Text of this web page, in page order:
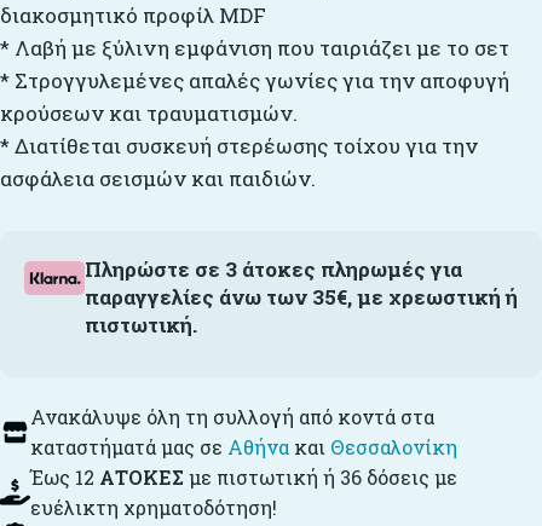
διακοσμητικό προφίλ MDF
* Λαβή με ξύλινη εμφάνιση που ταιριάζει με το σετ
* Στρογγυλεμένες απαλές γωνίες για την αποφυγή
κρούσεων και τραυματισμών.
* Διατίθεται συσκευή στερέωσης τοίχου για την
ασφάλεια σεισμών και παιδιών.
Πληρώστε σε 3 άτοκες πληρωμές για
παραγγελίες άνω των 35€, με χρεωστική ή
πιστωτική.
Ανακάλυψε όλη τη συλλογή από κοντά στα
καταστήματά μας σε Αθήνα και Θεσσαλονίκη
Έως 12 ΑΤΟΚΕΣ με πιστωτική ή 36 δόσεις με
ευέλικτη χρηματοδότηση!